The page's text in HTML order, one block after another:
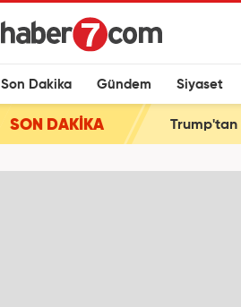
Son Dakika Gündem Siyaset
SON DAKİKA Trump'tan